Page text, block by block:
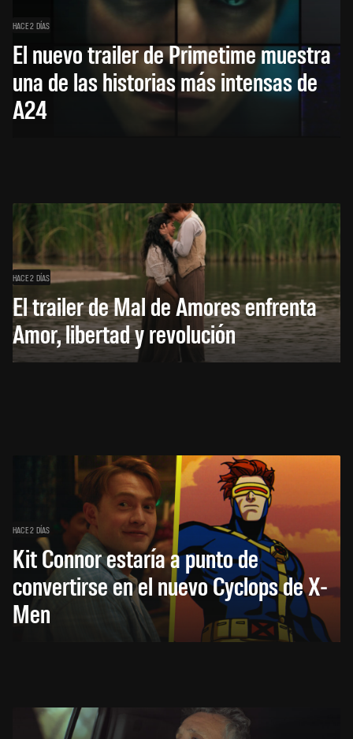
HACE 2 DÍAS
El nuevo trailer de Primetime muestra
una de las historias más intensas de
A24
HACE 2 DÍAS
El trailer de Mal de Amores enfrenta
Amor, libertad y revolución
HACE 2 DÍAS
Kit Connor estaría a punto de
convertirse en el nuevo Cyclops de X-
Men